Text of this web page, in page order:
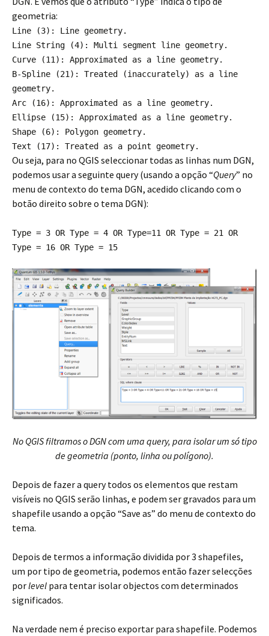
geometria:
Line (3): Line geometry.
Line String (4): Multi segment line geometry.
Curve (11): Approximated as a line geometry.
B-Spline (21): Treated (inaccurately) as a line
geometry.
Arc (16): Approximated as a line geometry.
Ellipse (15): Approximated as a line geometry.
Shape (6): Polygon geometry.
Text (17): Treated as a point geometry.
Ou seja, para no QGIS seleccionar todas as linhas num DGN,
podemos usar a seguinte query (usando a opção “Query” no
menu de contexto do tema DGN, acedido clicando com o
botão direito sobre o tema DGN):
Type = 3 OR Type = 4 OR Type=11 OR Type = 21 OR
Type = 16 OR Type = 15
No QGIS filtramos o DGN com uma query, para isolar um só tipo
de geometria (ponto, linha ou polígono).
Depois de fazer a query todos os elementos que restam
visíveis no QGIS serão linhas, e podem ser gravados para um
shapefile usando a opção “Save as” do menu de contexto do
tema.
Depois de termos a informação dividida por 3 shapefiles,
um por tipo de geometria, podemos então fazer selecções
porlevel para tentar isolar objectos com determinados
significados.
Na verdade nem é preciso exportar para shapefile. Podemos